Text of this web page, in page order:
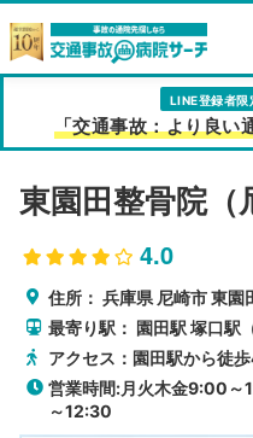
LINE登録者限
「交通事故：より良い
東園田整骨院（
4.0
住所：兵庫県 尼崎市東園
最寄り駅： 園田駅 塚口駅
アクセス：園田駅から徒
営業時間:月火木金9:00
～12:30